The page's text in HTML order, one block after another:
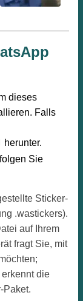
dieses
Falls
herunter.
Sie
Sticker-
.wastickers).
auf Ihrem
fragt Sie, mit
die
Paket.